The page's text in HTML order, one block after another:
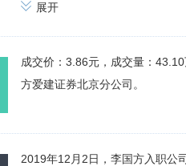
展开
成交价：3.86元，成交量：
方爱建证券北京分公司。
2019年12月2日，李国方入职公